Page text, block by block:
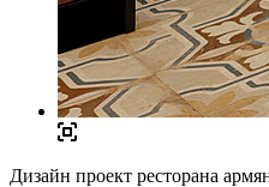
Дизайн проект ресторана